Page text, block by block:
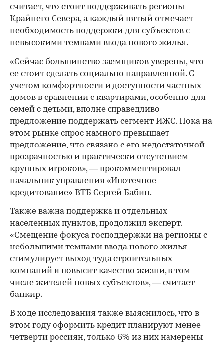
считает, что стоит поддерживать регионы
Крайнего Севера, а каждый пятый отмечает
необходимость поддержки для субъектов с
невысокими темпами ввода нового жилья.
00:00 / 00:00
«Сейчас большинство заемщиков уверены, что
ее стоит сделать социально направленной. С
учетом комфортности и доступности частных
домов в сравнении с квартирами, особенно для
семей с детьми, вполне справедливо
предложение поддержать сегмент ИЖС. Пока на
этом рынке спрос намного превышает
предложение, что связано с его недостаточной
прозрачностью и практически отсутствием
крупных игроков», — прокомментировал
начальник управления «Ипотечное
кредитование» ВТБ Сергей Бабин.
Также важна поддержка и отдельных
населенных пунктов, продолжил эксперт.
«Смещение фокуса господдержки на регионы с
небольшими темпами ввода нового жилья
стимулирует выход туда строительных
компаний и повысит качество жизни, в том
числе жителей новых субъектов», — считает
банкир.
В ходе исследования также выяснилось, что в
этом году оформить кредит планируют менее
четверти россиян, только 6% из них намерены